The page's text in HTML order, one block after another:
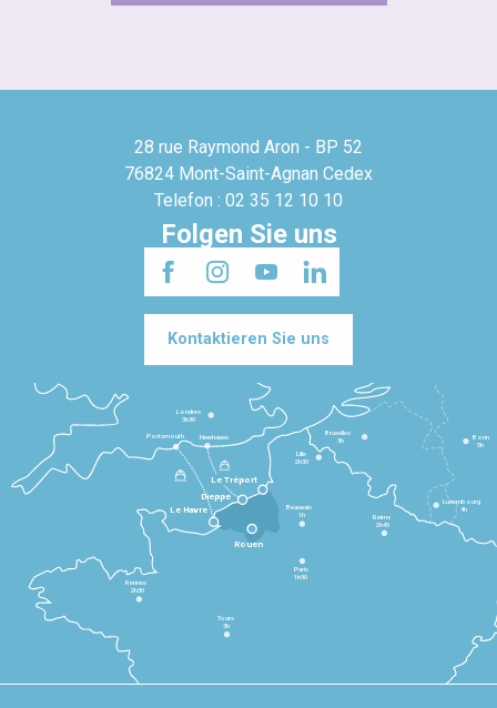
28 rue Raymond Aron - BP 52
76824 Mont-Saint-Agnan Cedex
Telefon : 02 35 12 10 10
Folgen Sie uns
Kontaktieren Sie uns
Le Havre
Dieppe
Le Tréport
Rennes
2h30
Tours
3h
Paris
1h30
Beauvais
1h
Reims
2h45
Lille
2h30
Bruxelles
3h
Londres
3h30
Newhaven
Portsmouth
Bonn
5h
Luxembourg
4h
Rouen